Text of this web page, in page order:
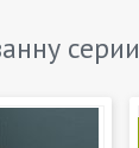
серии